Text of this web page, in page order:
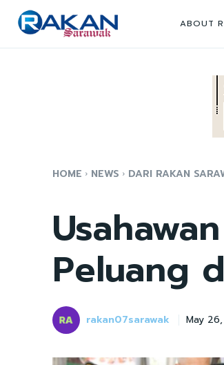
ABOUT
HOME NEWS DARI RAKAN
Peluang
rakan07sarawak May